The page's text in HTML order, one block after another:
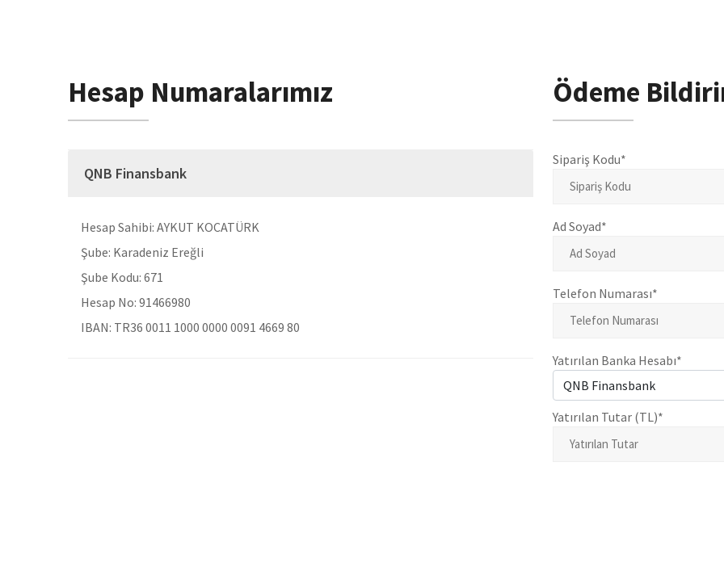
Hesap Numaralarımız
QNB Finansbank
Hesap Sahibi: AYKUT KOCATÜRK
Şube: Karadeniz Ereğli
Şube Kodu: 671
Hesap No: 91466980
IBAN: TR36 0011 1000 0000 0091 4669 80
Ödeme
Sipariş Kodu*
Ad Soyad*
Telefon Numarası*
Yatırılan Banka Hesabı*
Yatırılan Tutar (TL)*